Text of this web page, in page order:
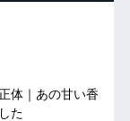
体｜あの甘い香
た